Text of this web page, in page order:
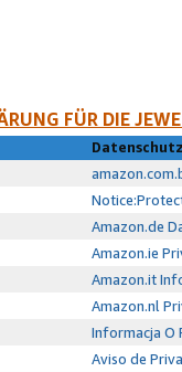
FÜR DIE
Amazon.de
Amazon.ie
Amazon.it
Amazon.nl
Informacja O
Aviso de